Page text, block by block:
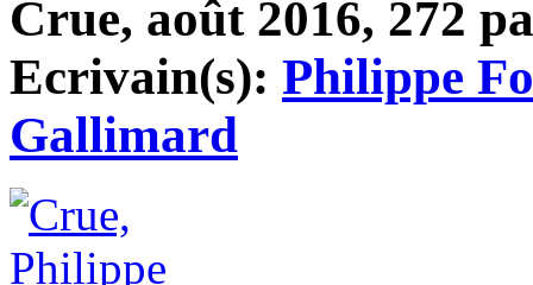
Crue, août 2016, 272
Ecrivain(s): Philippe
Gallimard